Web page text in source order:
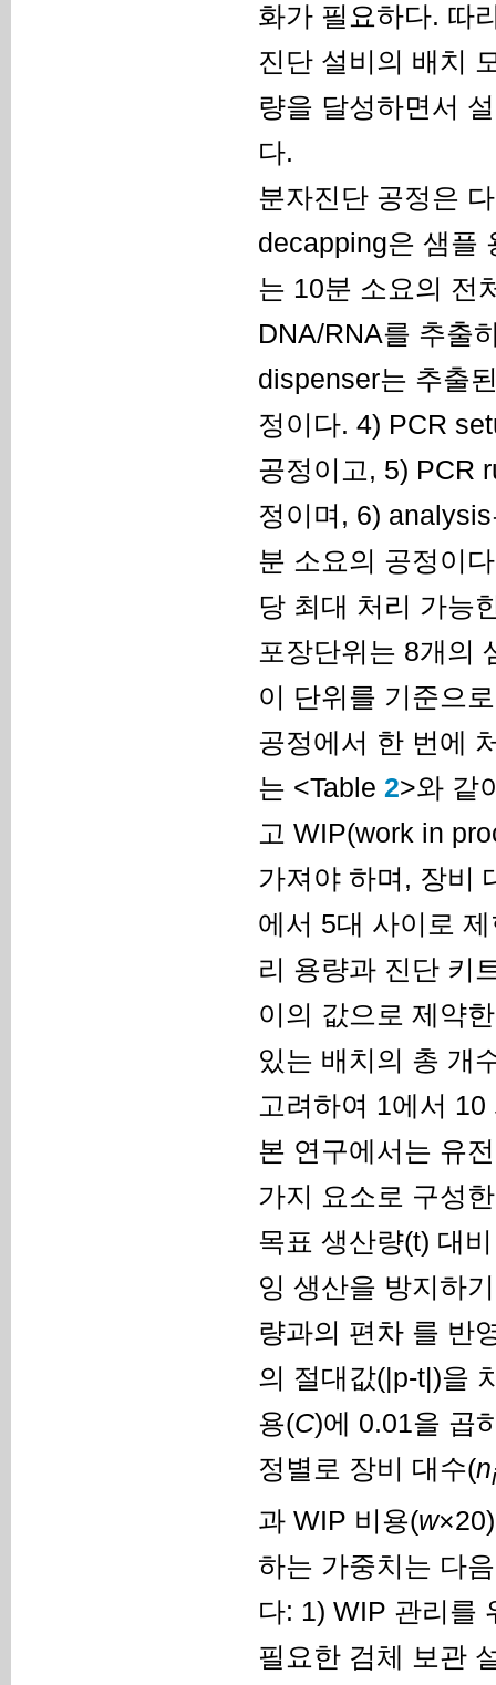
화가 필요하다. 따
진단 설비의 배치
량을 달성하면서
다.
분자진단 공정은
decapping은 샘플
는 10분 소요의 전
DNA/RNA를 추출
dispenser는 추출
정이다. 4) PCR
공정이고, 5) PCR
정이며, 6)
분 소요의 공정이
당 최대 처리 가능
포장단위는 8개의
이 단위를 기준으
공정에서 한 번에
는 <Table 2>와 같
고 WIP(work in
가져야 하며, 장비
에서 5대 사이로
리 용량과 진단 키
이의 값으로 제약
있는 배치의 총 개
고려하여 1에서
본 연구에서는 유
가지 요소로 구성
목표 생산량(t) 대
잉 생산을 방지하
량과의 편차 를 반
의 절대값(|p-t|)을
용(C)에 0.01을 곱
정별로 장비 대수(ni
과 WIP 비용(w
하는 가중치는 다
다: 1) WIP 관리를
필요한 검체 보관